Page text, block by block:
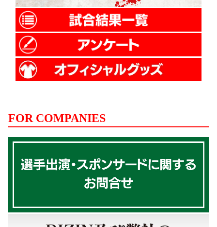
FOR COMPANIES